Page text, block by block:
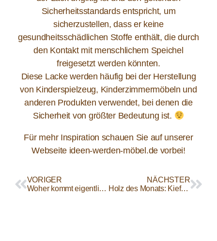
Sicherheitsstandards entspricht, um
sicherzustellen, dass er keine
gesundheitsschädlichen Stoffe enthält, die durch
den Kontakt mit menschlichem Speichel
freigesetzt werden könnten.
Diese Lacke werden häufig bei der Herstellung
von Kinderspielzeug, Kinderzimmermöbeln und
anderen Produkten verwendet, bei denen die
Sicherheit von größter Bedeutung ist.
Für mehr Inspiration schauen Sie auf unserer
Webseite ideen-werden-möbel.de vorbei!
VORIGER
Woher kommt eigentlich die Redewendung „aus dem gleichen Holz geschnitzt sein“?
NÄCHSTER
Holz des Monats: Kiefernholz